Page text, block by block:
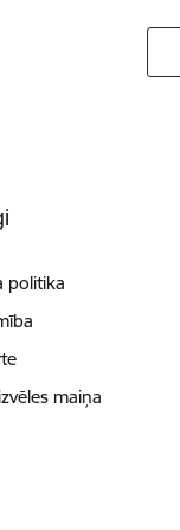
politika
maiņa